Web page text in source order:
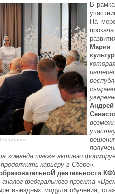
В
На
Мария
команда также активно
карьеру в Сбере».
деятельности
федерального проекта
выездных модуля обучения,